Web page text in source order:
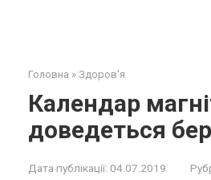
Головна » Здоров'я
Календар
доведеться
Дата публікації: 04.07.2019